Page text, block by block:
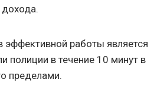
работы является
полиции в течение 10 минут в
пределами.